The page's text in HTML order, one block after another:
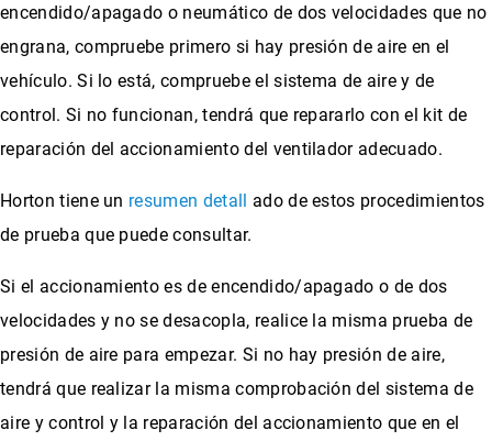
encendido/apagado o neumático de dos velocidades que no
engrana, compruebe primero si hay presión de aire en el
vehículo. Si lo está, compruebe el sistema de aire y de
control. Si no funcionan, tendrá que repararlo con el kit de
reparación del accionamiento del ventilador adecuado.
Horton tiene un resumen detall ado de estos procedimientos
de prueba que puede consultar.
Si el accionamiento es de encendido/apagado o de dos
velocidades y no se desacopla, realice la misma prueba de
presión de aire para empezar. Si no hay presión de aire,
tendrá que realizar la misma comprobación del sistema de
aire y control y la reparación del accionamiento que en el